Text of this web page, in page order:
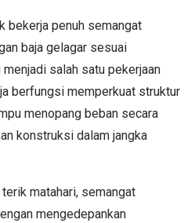
bekerja penuh semangat
baja gelagar sesuai
salah satu pekerjaan
berfungsi memperkuat struktur
menopang beban secara
konstruksi dalam jangka
matahari, semangat
mengedepankan